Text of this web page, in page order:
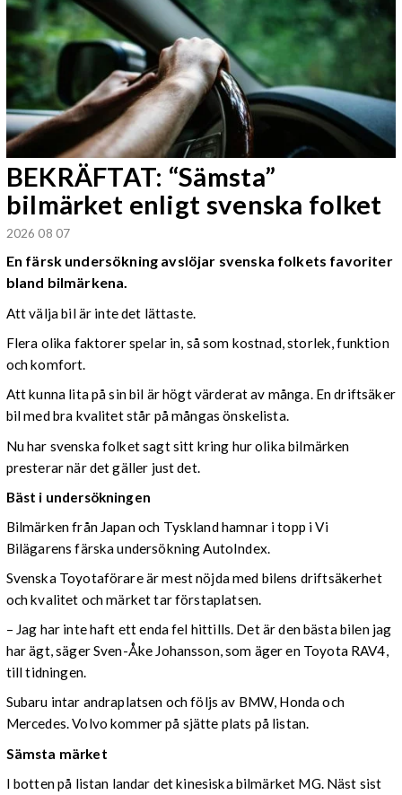
BEKRÄFTAT: “Sämsta”
bilmärket enligt svenska folket
2026 08 07
En färsk undersökning avslöjar svenska folkets favoriter
bland bilmärkena.
Att välja bil är inte det lättaste.
Flera olika faktorer spelar in, så som kostnad, storlek, funktion
och komfort.
Att kunna lita på sin bil är högt värderat av många. En driftsäker
bil med bra kvalitet står på mångas önskelista.
Nu har svenska folket sagt sitt kring hur olika bilmärken
presterar när det gäller just det.
Bäst i undersökningen
Bilmärken från Japan och Tyskland hamnar i topp i Vi
Bilägarens färska undersökning AutoIndex.
Svenska Toyotaförare är mest nöjda med bilens driftsäkerhet
och kvalitet och märket tar förstaplatsen.
– Jag har inte haft ett enda fel hittills. Det är den bästa bilen jag
har ägt, säger Sven-Åke Johansson, som äger en Toyota RAV4,
till tidningen.
Subaru intar andraplatsen och följs av BMW, Honda och
Mercedes. Volvo kommer på sjätte plats på listan.
Sämsta märket
I botten på listan landar det kinesiska bilmärket MG. Näst sist